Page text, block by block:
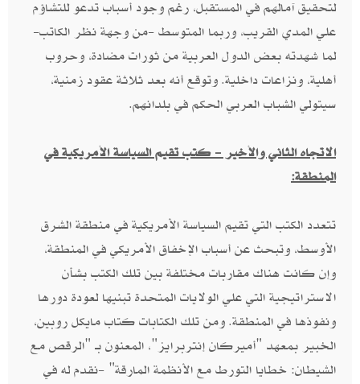
لتحقيق آمالهم في المستقبل، رغم وجود أسباب تدعو للتشاؤم
علي المدي القريب،‮ ‬وربما المتوسط‮ -‬من وجهة نظر الكاتب‮-
‬لما شهدته بعض الدول العربية من ثورات مضادة، وحروب
أهلية،‮ ‬ونزاعات داخلية‮. ‬وتوقع أنه بعد ثلاثة عقود زمنية،‮
‬سيتولي الشباب العربي الحكم في بلدانهم‮.‬
الاتجاه الثاني والأخير‮ - ‬كتب تقيم السياسة الأمريكية في
المنطقة‮:‬
تتعدد الكتب التي تقيم السياسة الأمريكية في منطقة الشرق
الأوسط، وتبحث عن أسباب الإخفاق الأمريكي في المنطقة،
وإن كانت هناك مقاربات مختلفة بين تلك الكتب بشأن
الاستراتيجية التي علي الولايات المتحدة تبنيها لعودة دورها
‬الخبير بمعهد‮ "‬أميركان إنتربرايز‮"‬،‮ ‬المعنون بـ‮ "‬الرقص مع
الشيطان‮: ‬خطايا التورط مع الأنظمة المارقة‮" -‬نقدم له في